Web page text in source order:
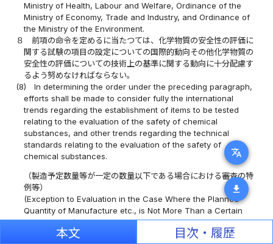
translate
download
Ministry of Health, Labour and Welfare, Ordinance of the
Ministry of Economy, Trade and Industry, and Ordinance of
the Ministry of the Environment.
８
前項の命令を定めるに当たつては、化学物質の安全性の評価に
関する試験の項目の設定についての国際的動向その他化学物質の
安全性の評価についての技術上の基準に関する動向に十分配慮す
るよう努めなければならない。
(8)
In determining the order under the preceding paragraph,
efforts shall be made to consider fully the international
trends regarding the establishment of items to be tested
relating to the evaluation of the safety of chemical
substances, and other trends regarding the technical
standards relating to the evaluation of the safety of
chemical substances.
（製造予定数量等が一定の数量以下である場合における審査の特
例等）
(Exception to Evaluation in the Case Where the Planned
Quantity of Manufacture etc., is Not More Than a Certain
Quantity, etc.)
第三条第一項の届出をしようとする者で、一の年度に
本文 目次・履歴